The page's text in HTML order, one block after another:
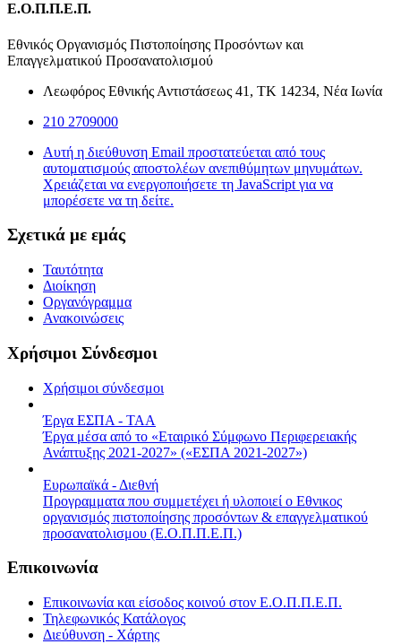
Ε.Ο.Π.Π.Ε.Π.
Εθνικός Οργανισμός Πιστοποίησης Προσόντων και
Επαγγελματικού Προσανατολισμού
Λεωφόρος Εθνικής Αντιστάσεως 41, ΤΚ 14234, Νέα Ιωνία
210 2709000
Αυτή η διεύθυνση Email προστατεύεται από τους
αυτοματισμούς αποστολέων ανεπιθύμητων μηνυμάτων.
Χρειάζεται να ενεργοποιήσετε τη JavaScript για να
μπορέσετε να τη δείτε.
Σχετικά με εμάς
Ταυτότητα
Διοίκηση
Οργανόγραμμα
Ανακοινώσεις
Χρήσιμοι Σύνδεσμοι
Χρήσιμοι σύνδεσμοι
Έργα ΕΣΠΑ - ΤΑΑ
Έργα μέσα από το «Εταιρικό Σύμφωνο Περιφερειακής
Ανάπτυξης 2021-2027» («ΕΣΠΑ 2021-2027»)
Ευρωπαϊκά - Διεθνή
Προγραμματα που συμμετέχει ή υλοποιεί ο Εθνικος
οργανισμός πιστοποίησης προσόντων & επαγγελματικού
προσανατολισμου (Ε.Ο.Π.Π.Ε.Π.)
Επικοινωνία
Επικοινωνία και είσοδος κοινού στον Ε.Ο.Π.Π.Ε.Π.
Τηλεφωνικός Κατάλογος
Διεύθυνση - Χάρτης